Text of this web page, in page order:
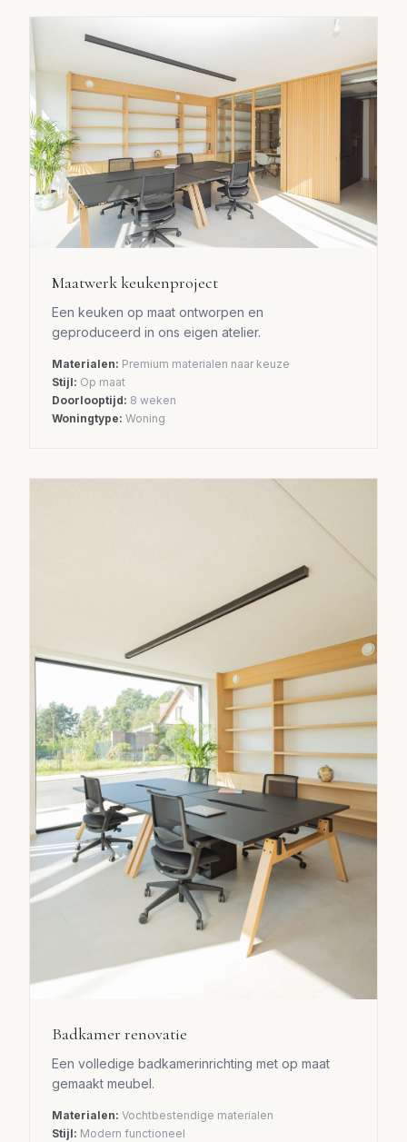
Maatwerk keukenproject
Een keuken op maat ontworpen en
geproduceerd in ons eigen atelier.
Materialen: Premium materialen naar keuze
Stijl: Op maat
Doorlooptijd: 8 weken
Woningtype: Woning
Badkamer renovatie
Een volledige badkamerinrichting met op maat
gemaakt meubel.
Materialen: Vochtbestendige materialen
Stijl: Modern functioneel